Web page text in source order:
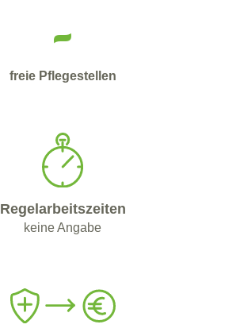
-
freie Pflegestellen
Regelarbeitszeiten
keine Angabe